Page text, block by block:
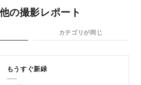
の撮影レポート
カテゴリが同じ
もうすぐ新緑